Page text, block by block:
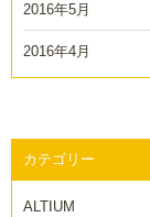
2016年5月
2016年4月
カテゴリー
ALTIUM